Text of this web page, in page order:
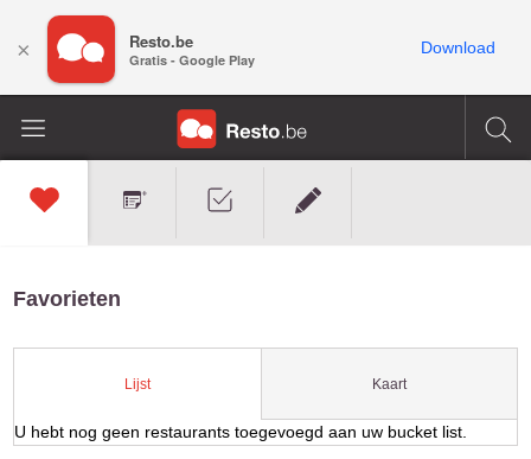
Favorieten
Lijst Kaart
U hebt nog geen restaurants toegevoegd aan uw bucket list.
× Resto.be
Gratis - Google Play
Download